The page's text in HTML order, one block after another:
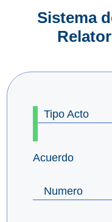
Sistema
Tipo Acto
Acuerdo
Numero